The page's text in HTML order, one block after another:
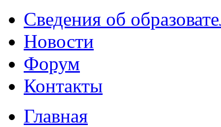
Сведения об
Новости
Форум
Контакты
Главная